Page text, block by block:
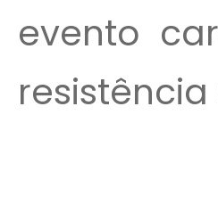
evento